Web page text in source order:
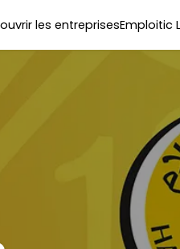
les entreprisesEmploitic